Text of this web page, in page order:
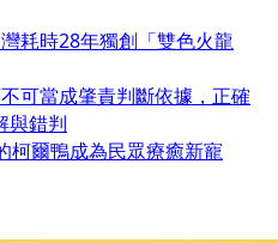
耗時28年獨創「雙色火龍
可當成肇責判斷依據，正確
與錯判
柯爾鴨成為民眾療癒新寵